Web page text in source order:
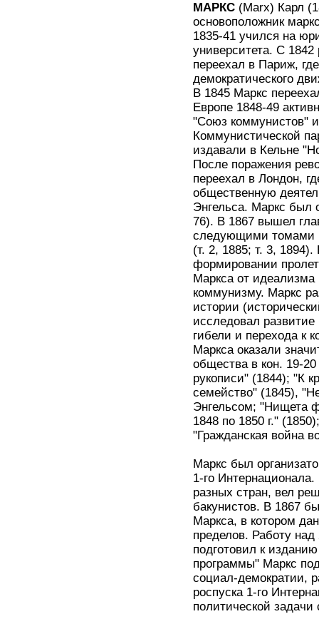
МАРКС (Marx) Карл
основоположник
1835-41 учился на
университета. С 1842
переехал в Париж,
демократического
В 1845 Маркс
Европе 1848-49
"Союз коммунистов"
Коммунистической
издавали в Кельне
После поражения
переехал в Лондон,
общественную
Энгельса. Маркс был
76). В 1867 вышел
следующими томами
(т. 2, 1885; т. 3,
формировании
Маркса от
коммунизму. Маркс
истории
исследовал
гибели и перехода к
Маркса оказали
общества в кон. 19-
рукописи" (1844); "К
семейство" (1845),
Энгельсом; "Нищета
1848 по 1850 г."
"Гражданская война
Маркс был
1-го
разных стран, вел
бакунистов. В 1867
Маркса, в котором
пределов. Работу
подготовил к
программы" Маркс
социал-демократии,
роспуска 1-го
политической задачи